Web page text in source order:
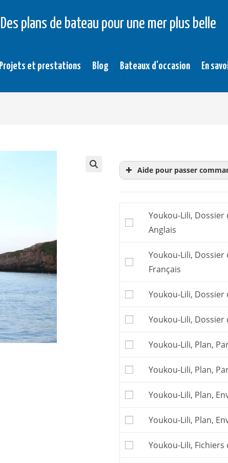
Des plans de bateau pour une mer plus belle
Projets et prestations Blog Bateaux d’occasion En
Aide pour passer
Le plan, oudossier
construire le
Pour faciliter la
grandeursur calque
numérique
Pour commander un
affichés.
Youkou-Lili, Dossier
Anglais
Youkou-Lili, Dossier
Français
Youkou-Lili, Dossier
Youkou-Lili, Dossier
Youkou-Lili, Plan,
Youkou-Lili, Plan,
Youkou-Lili, Plan,
Youkou-Lili, Plan,
Youkou-Lili,